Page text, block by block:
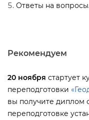
Ответы на
Рекомендуем
20 ноября стартует
переподготовки
ы получите диплом
переподготовке